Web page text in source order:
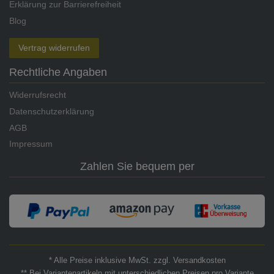
Erklärung zur Barrierefreiheit
Blog
Vertrag widerrufen
Rechtliche Angaben
Widerrufsrecht
Datenschutzerklärung
AGB
Impressum
Zahlen Sie bequem per
* Alle Preise inklusive MwSt. zzgl. Versandkosten